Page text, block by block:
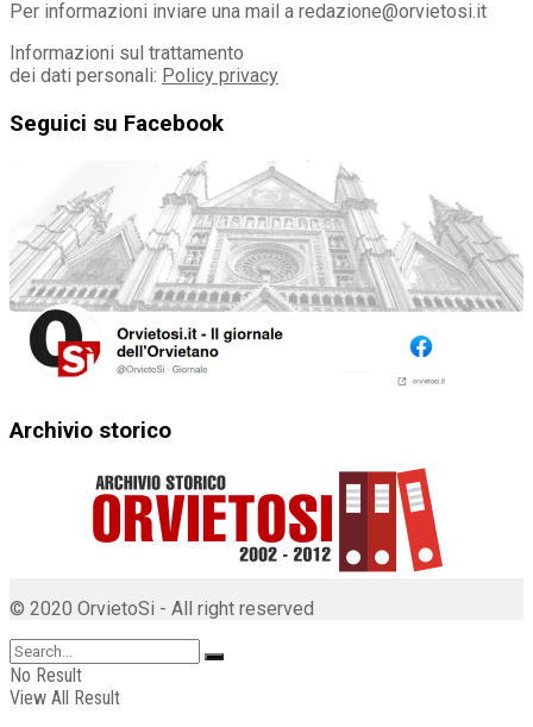
Per informazioni inviare una mail a redazione@orvietosi.it
Informazioni sul trattamento
dei dati personali: Policy privacy
Seguici su Facebook
Archivio storico
© 2020 OrvietoSi - All right reserved
No Result
View All Result